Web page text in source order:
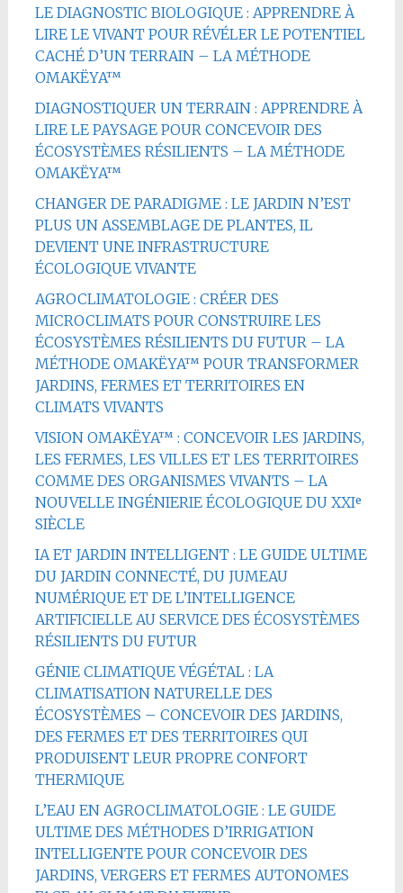
LE DIAGNOSTIC BIOLOGIQUE : APPRENDRE À
LIRE LE VIVANT POUR RÉVÉLER LE POTENTIEL
CACHÉ D’UN TERRAIN – LA MÉTHODE
OMAKËYA™
DIAGNOSTIQUER UN TERRAIN : APPRENDRE À
LIRE LE PAYSAGE POUR CONCEVOIR DES
ÉCOSYSTÈMES RÉSILIENTS – LA MÉTHODE
OMAKËYA™
CHANGER DE PARADIGME : LE JARDIN N’EST
PLUS UN ASSEMBLAGE DE PLANTES, IL
DEVIENT UNE INFRASTRUCTURE
ÉCOLOGIQUE VIVANTE
AGROCLIMATOLOGIE : CRÉER DES
MICROCLIMATS POUR CONSTRUIRE LES
ÉCOSYSTÈMES RÉSILIENTS DU FUTUR – LA
MÉTHODE OMAKËYA™ POUR TRANSFORMER
JARDINS, FERMES ET TERRITOIRES EN
CLIMATS VIVANTS
VISION OMAKËYA™ : CONCEVOIR LES JARDINS,
LES FERMES, LES VILLES ET LES TERRITOIRES
COMME DES ORGANISMES VIVANTS – LA
NOUVELLE INGÉNIERIE ÉCOLOGIQUE DU XXIᵉ
SIÈCLE
IA ET JARDIN INTELLIGENT : LE GUIDE ULTIME
DU JARDIN CONNECTÉ, DU JUMEAU
NUMÉRIQUE ET DE L’INTELLIGENCE
ARTIFICIELLE AU SERVICE DES ÉCOSYSTÈMES
RÉSILIENTS DU FUTUR
GÉNIE CLIMATIQUE VÉGÉTAL : LA
CLIMATISATION NATURELLE DES
ÉCOSYSTÈMES – CONCEVOIR DES JARDINS,
DES FERMES ET DES TERRITOIRES QUI
PRODUISENT LEUR PROPRE CONFORT
THERMIQUE
L’EAU EN AGROCLIMATOLOGIE : LE GUIDE
ULTIME DES MÉTHODES D’IRRIGATION
INTELLIGENTE POUR CONCEVOIR DES
JARDINS, VERGERS ET FERMES AUTONOMES